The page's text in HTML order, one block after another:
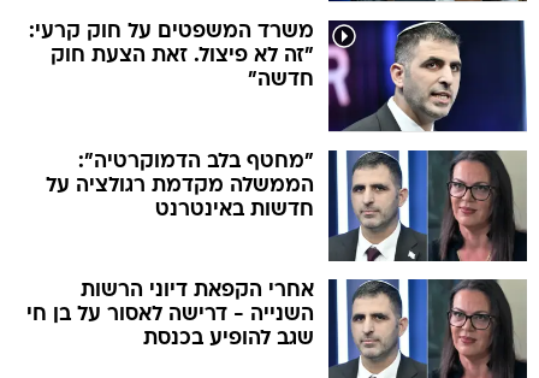
משרד המשפטים על חוק קרעי:
"זה לא פיצול. זאת הצעת חוק
חדשה"
"מחטף בלב הדמוקרטיה":
הממשלה מקדמת רגולציה על
חדשות באינטרנט
אחרי הקפאת דיוני הרשות
השנייה - דרישה לאסור על בן חי
שגב להופיע בכנסת